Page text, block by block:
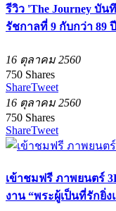
รีวิว 'The Journey บั
รัชกาลที่ 9 กับกว่า 89
16 ตุลาคม 2560
750 Shares
ShareTweet
16 ตุลาคม 2560
750 Shares
ShareTweet
เข้าชมฟรี ภาพยนตร์
งาน “พระผู้เป็นที่รักยิ่